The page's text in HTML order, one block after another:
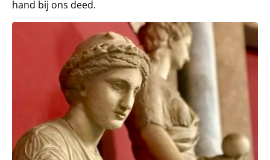
hand bij ons deed.